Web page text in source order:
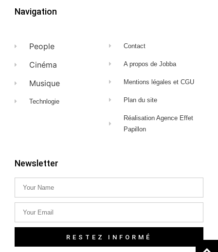
Navigation
People
Cinéma
Musique
Technlogie
Contact
A propos de Jobba
Mentions légales et CGU
Plan du site
Réalisation Agence Effet
Papillon
Newsletter
RESTEZ INFORMÉ